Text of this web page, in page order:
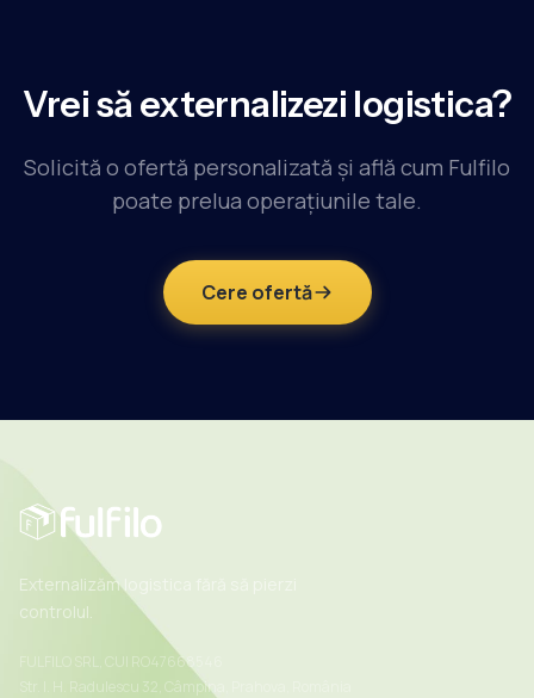
Vrei să externalizezi logistica?
Solicită o ofertă personalizată și află cum Fulfilo
poate prelua operațiunile tale.
Cere ofertă
Externalizăm logistica fără să pierzi
controlul.
FULFILO SRL, CUI RO47668546
Str. I. H. Radulescu 32, Câmpina, Prahova, România